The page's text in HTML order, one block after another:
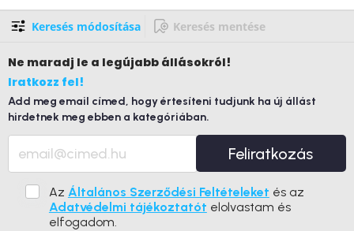
Keresés módosítása Keresés mentése
Ne maradj le a legújabb állásokról!
Iratkozz fel!
Add meg email címed, hogy értesíteni tudjunk ha új állást
hirdetnek meg ebben a kategóriában.
Feliratkozás
Az Általános Szerződési Feltételeket és az
Adatvédelmi tájékoztatót elolvastam és
elfogadom.